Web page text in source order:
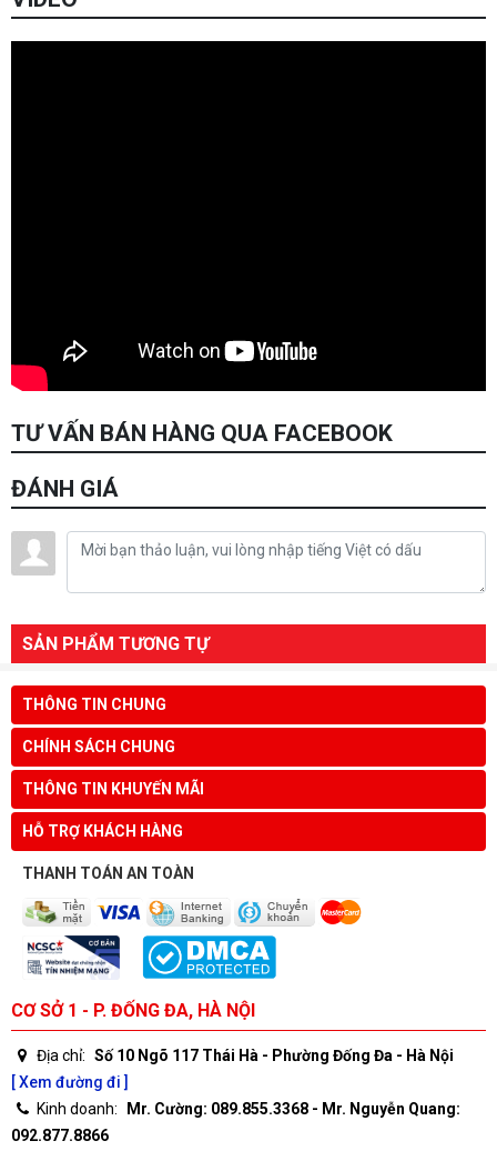
TƯ VẤN BÁN HÀNG QUA FACEBOOK
ĐÁNH GIÁ
SẢN PHẨM TƯƠNG TỰ
THÔNG TIN CHUNG
CHÍNH SÁCH CHUNG
THÔNG TIN KHUYẾN MÃI
HỖ TRỢ KHÁCH HÀNG
THANH TOÁN AN TOÀN
CƠ SỞ 1 - P. ĐỐNG ĐA, HÀ NỘI
Địa chỉ: Số 10 Ngõ 117 Thái Hà - Phường Đống Đa - Hà Nội
[ Xem đường đi ]
Kinh doanh:
Mr. Cường: 089.855.3368 - Mr. Nguyễn Quang:
092.877.8866